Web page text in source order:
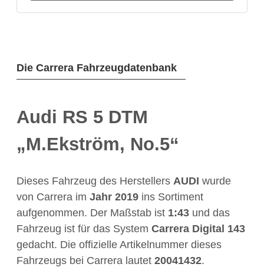
Die Carrera Fahrzeugdatenbank
Audi RS 5 DTM
„M.Ekström, No.5“
Dieses Fahrzeug des Herstellers AUDI wurde
von Carrera im Jahr 2019 ins Sortiment
aufgenommen. Der Maßstab ist 1:43 und das
Fahrzeug ist für das System Carrera Digital 143
gedacht. Die offizielle Artikelnummer dieses
Fahrzeugs bei Carrera lautet 20041432.